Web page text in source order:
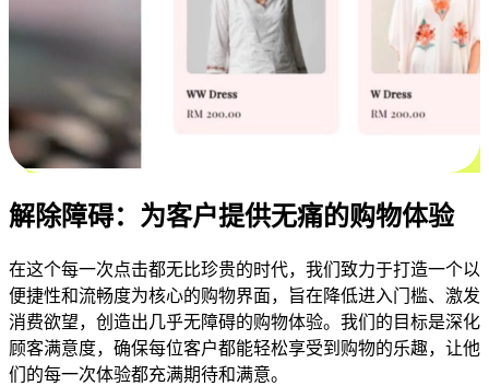
解除障碍：为客户提供无痛的购物体验
在这个每一次点击都无比珍贵的时代，我们致力于打造一个以
便捷性和流畅度为核心的购物界面，旨在降低进入门槛、激发
消费欲望，创造出几乎无障碍的购物体验。我们的目标是深化
顾客满意度，确保每位客户都能轻松享受到购物的乐趣，让他
们的每一次体验都充满期待和满意。